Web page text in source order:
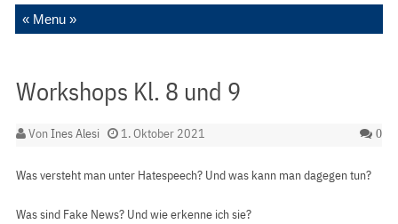
Zum Inhalt springen
Workshops Kl. 8 und 9
VonInes Alesi 1. Oktober 2021 0
Was versteht man unter Hatespeech? Und was kann man dagegen tun?
Was sind Fake News? Und wie erkenne ich sie?